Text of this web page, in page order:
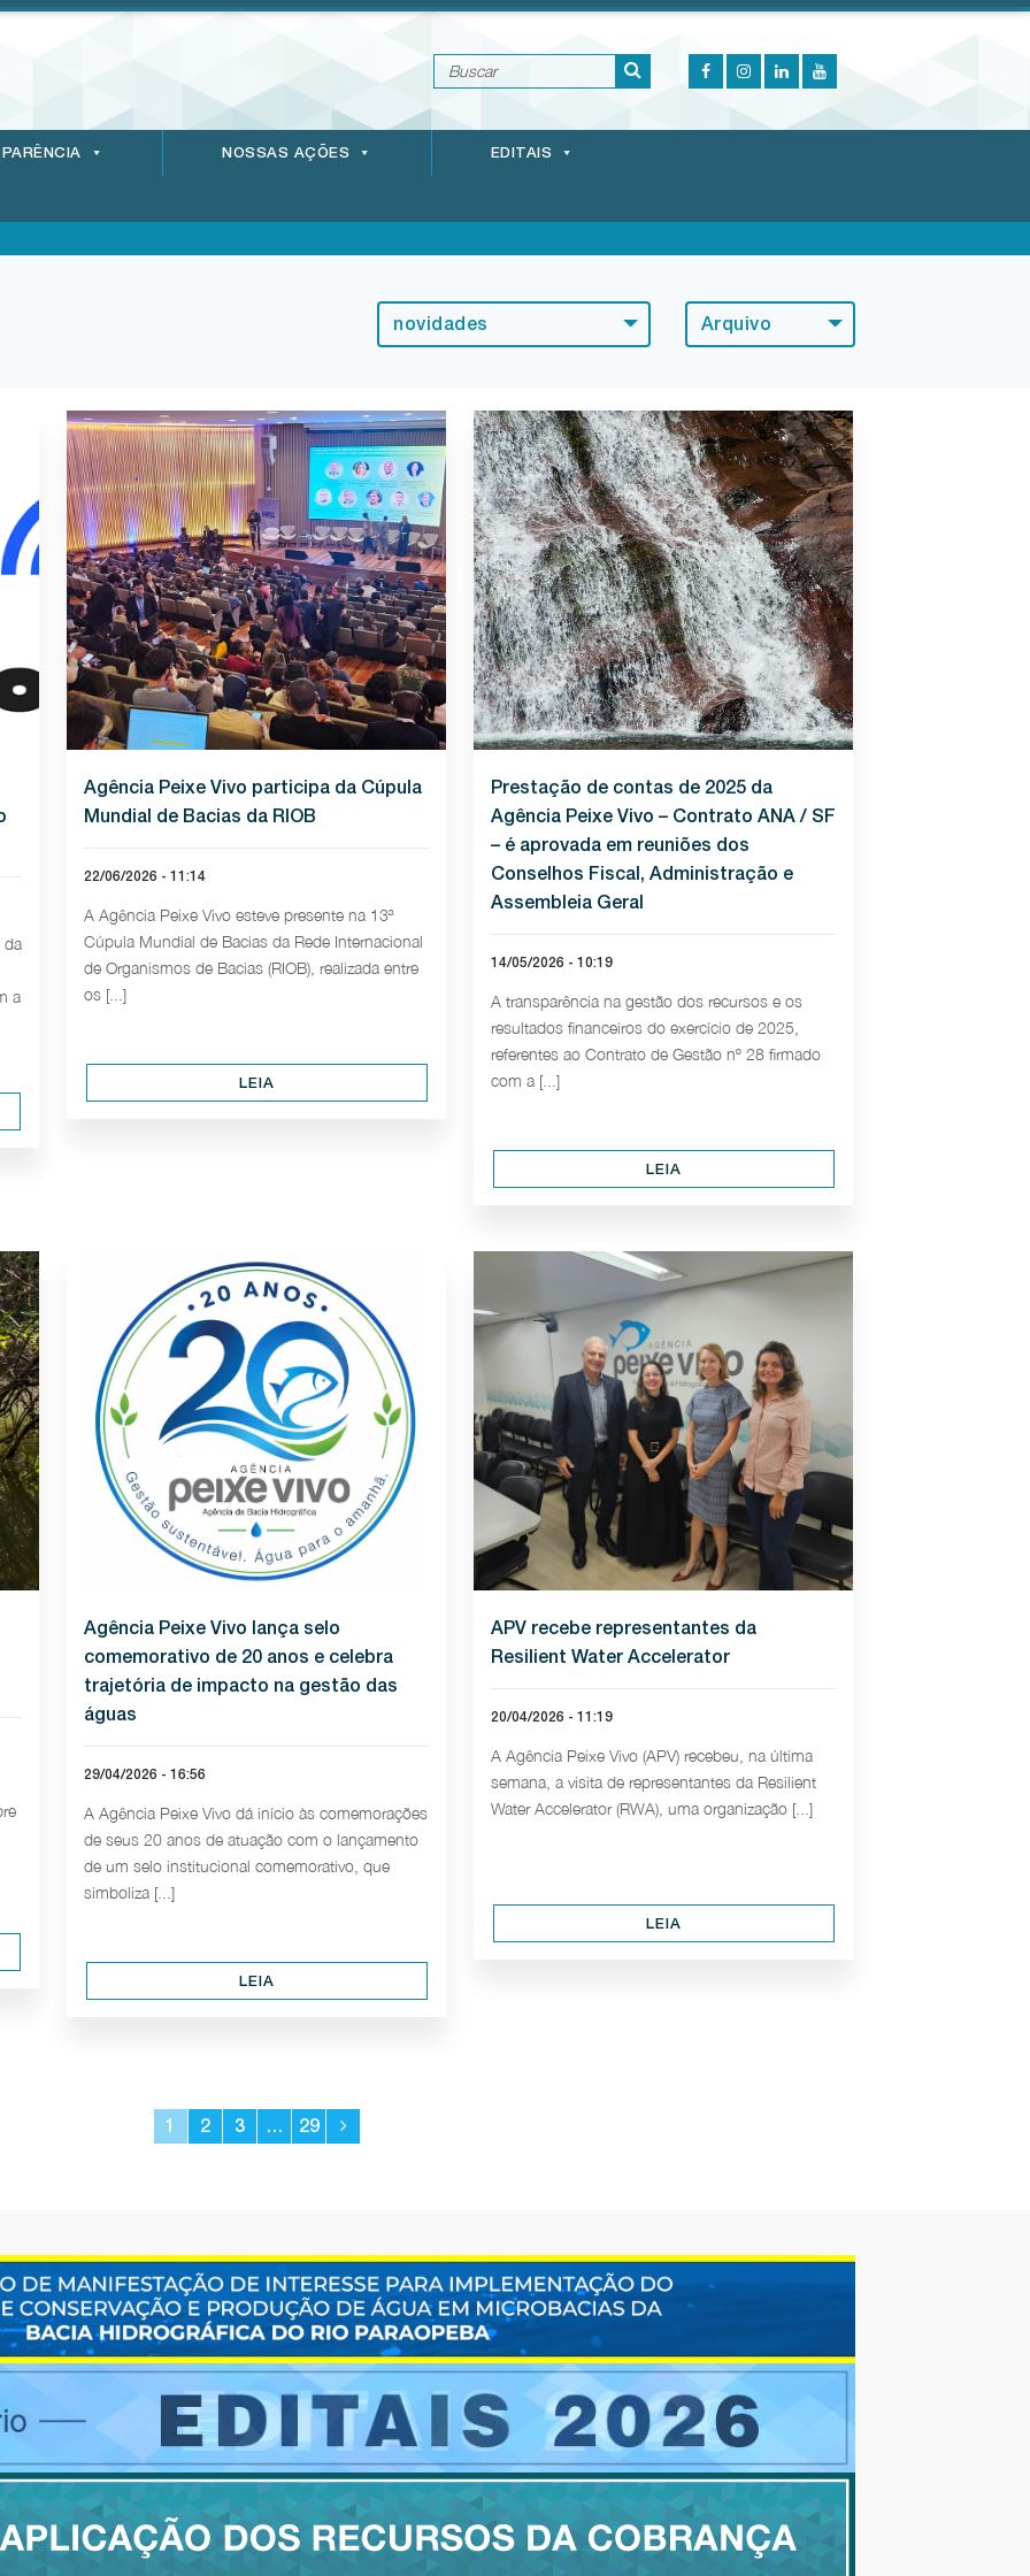
NOSSAS AÇÕES EDITAIS
novidades Arquivo
da
a
Agência Peixe Vivo participa da Cúpula
Mundial de Bacias da RIOB
22/06/2026 - 11:14
A Agência Peixe Vivo esteve presente na 13ª
Cúpula Mundial de Bacias da Rede Internacional
de Organismos de Bacias (RIOB), realizada entre
os [...]
LEIA
Prestação de contas de 2025 da
Agência Peixe Vivo – Contrato ANA / SF
– é aprovada em reuniões dos
Conselhos Fiscal, Administração e
Assembleia Geral
14/05/2026 - 10:19
A transparência na gestão dos recursos e os
resultados financeiros do exercício de 2025,
referentes ao Contrato de Gestão nº 28 firmado
com a [...]
LEIA
Agência Peixe Vivo lança selo
comemorativo de 20 anos e celebra
trajetória de impacto na gestão das
águas
29/04/2026 - 16:56
A Agência Peixe Vivo dá início às comemorações
de seus 20 anos de atuação com o lançamento
de um selo institucional comemorativo, que
simboliza [...]
LEIA
APV recebe representantes da
Resilient Water Accelerator
20/04/2026 - 11:19
A Agência Peixe Vivo (APV) recebeu, na última
semana, a visita de representantes da Resilient
Water Accelerator (RWA), uma organização [...]
LEIA
1 2 3 … 29